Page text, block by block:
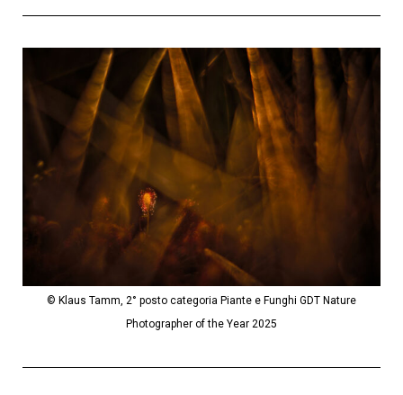
© Klaus Tamm, 2° posto categoria Piante e Funghi GDT Nature
Photographer of the Year 2025